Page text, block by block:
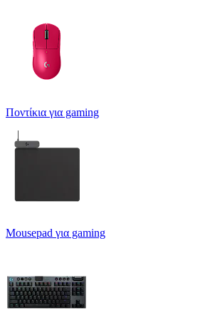
Ποντίκια για gaming
Mousepad για gaming